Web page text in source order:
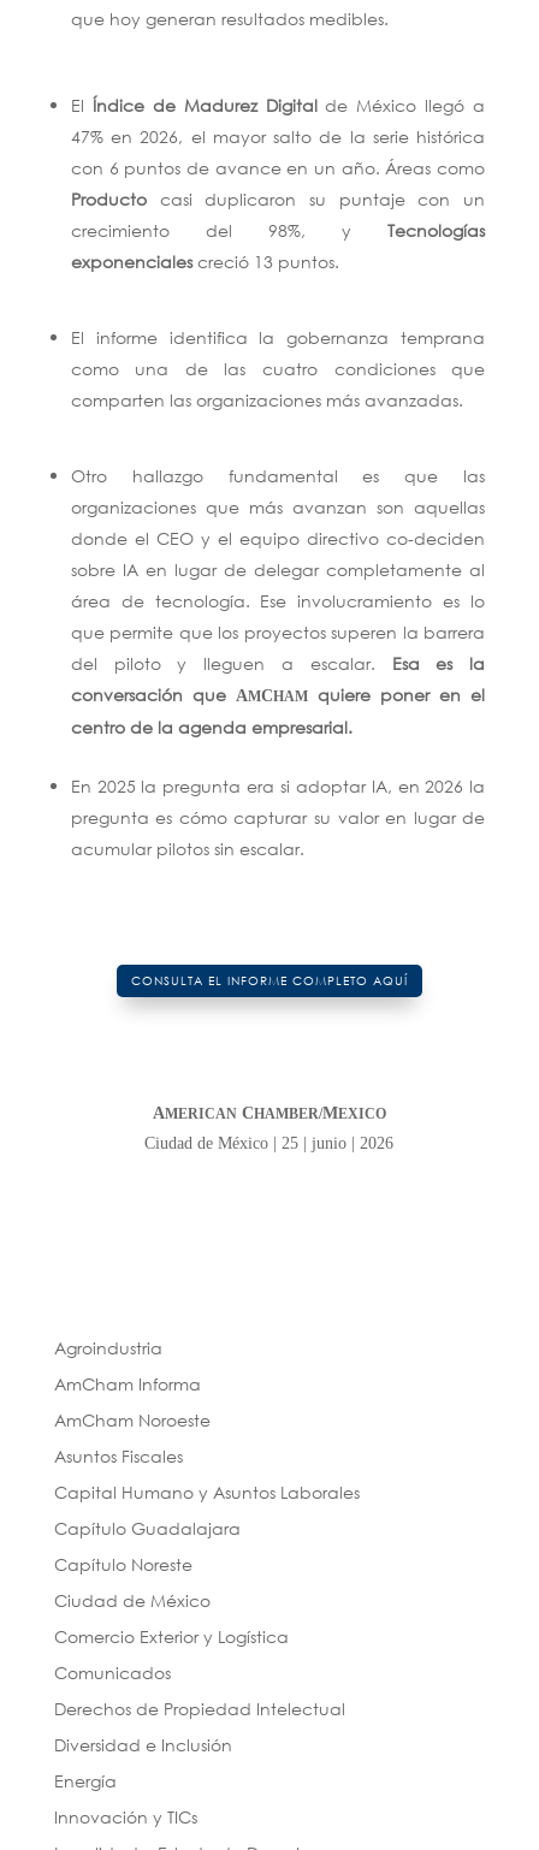
que hoy generan resultados medibles.
El Índice de Madurez Digitalde México llegó a
47% en 2026, el mayor salto de la serie histórica
con 6 puntos de avance en un año. Áreas como
Productocasi duplicaron su puntaje con un
crecimiento del 98%, yTecnologías
exponencialescreció 13 puntos.
El informe identifica la gobernanza temprana
como una de las cuatro condiciones que
comparten las organizaciones más avanzadas.
Otro hallazgo fundamental es que las
organizaciones que más avanzan son aquellas
donde el CEO y el equipo directivo co-deciden
sobre IA en lugar de delegar completamente al
área de tecnología. Ese involucramiento es lo
que permite que los proyectos superen la barrera
del piloto y lleguen a escalar. Esa es la
conversación que AMCHAM quiere poner en el
centro de la agenda empresarial.
En 2025 la pregunta era si adoptar IA, en 2026 la
pregunta es cómo capturar su valor en lugar de
acumular pilotos sin escalar.
CONSULTA EL INFORME COMPLETO AQUÍ
AMERICANCHAMBER/MEXICO
Ciudad de México | 25 | junio | 2026
Agroindustria
AmCham Informa
AmCham Noroeste
Asuntos Fiscales
Capital Humano y Asuntos Laborales
Capítulo Guadalajara
Capítulo Noreste
Ciudad de México
Comercio Exterior y Logística
Comunicados
Derechos de Propiedad Intelectual
Diversidad e Inclusión
Energía
Innovación y TICs